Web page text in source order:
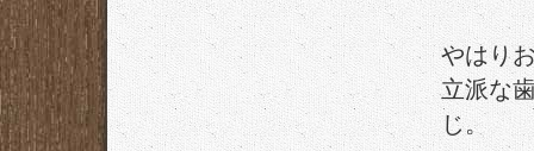
やはり
立派な
じ。